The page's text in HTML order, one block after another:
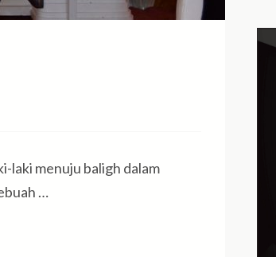
laki menuju baligh dalam
…